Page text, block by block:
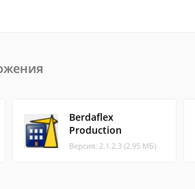
Berdaflex
Production
Версия: 2.1.2.3 (2.95 МБ)